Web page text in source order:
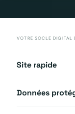
VOTRE SOCLE DIGITAL
Site rapide
Données